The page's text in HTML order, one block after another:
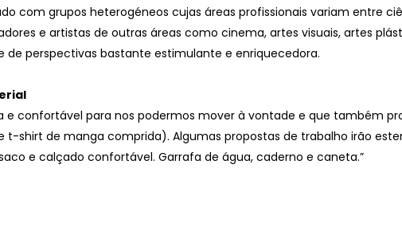
com grupos heterogéneos cujas áreas profissionais variam entre
e artistas de outras áreas como cinema, artes visuais, artes
de perspectivas bastante estimulante e enriquecedora.
e confortável para nos podermos mover à vontade e que também
t-shirt de manga comprida). Algumas propostas de trabalho irão
e calçado confortável. Garrafa de água, caderno e caneta.”